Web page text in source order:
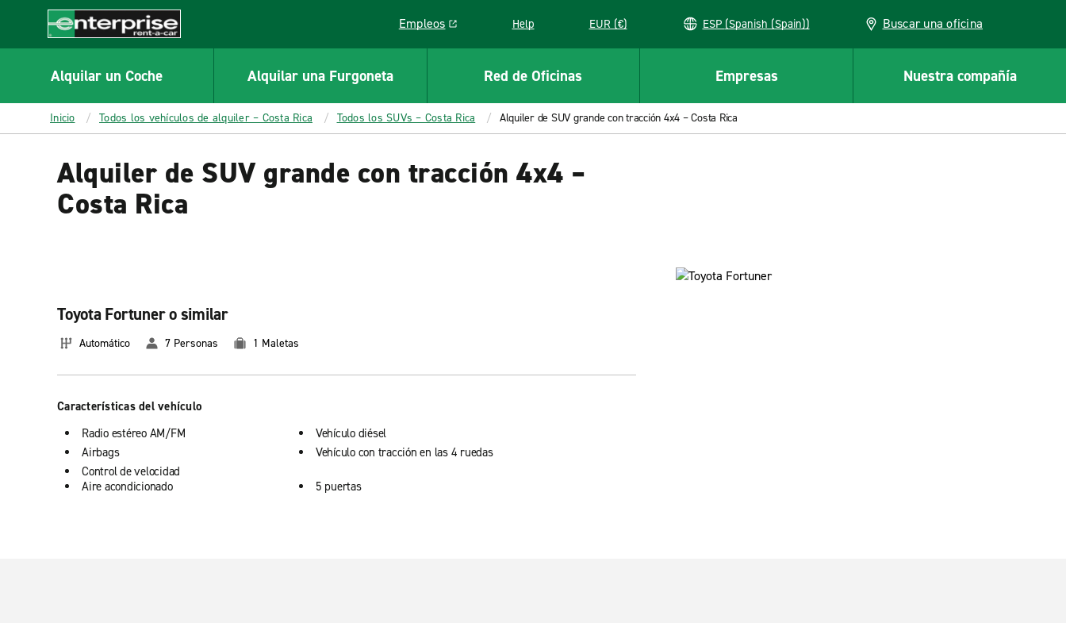
CONTENT
Enterprise
Empleos
Link opens in a new window
Help EUR (€) ESP (Spanish (Spain)) Buscar una oficina
Alquilar un Coche Alquilar una Furgoneta Red de Oficinas Empresas Nuestra compañía
Inicio Todos los vehículos de alquiler – Costa Rica Todos los SUVs – Costa Rica Alquiler de SUV grande con tracción 4x4 – Costa Rica
Alquiler de SUV grande con tracción 4x4 –
Costa Rica
Toyota Fortuner o similar
Automático 7 Personas 1 Maletas
Características del vehículo
Radio estéreo AM/FM
Airbags
Control de velocidad
Vehículo diésel
Vehículo con tracción en las 4 ruedas
Aire acondicionado 5 puertas